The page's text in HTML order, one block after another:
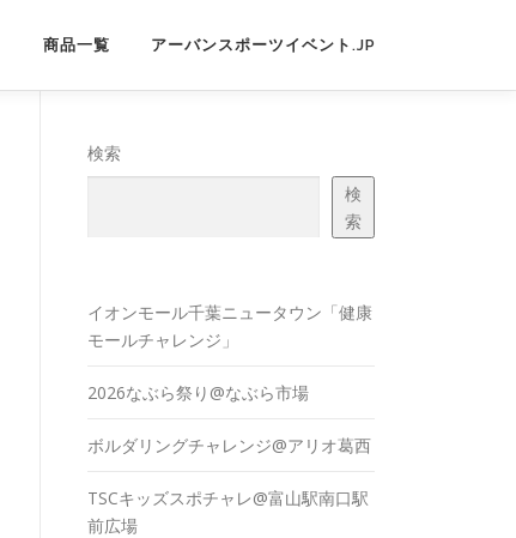
商品一覧 アーバンスポーツイベント.JP
検索
検
索
イオンモール千葉ニュータウン「健康
モールチャレンジ」
2026なぶら祭り@なぶら市場
ボルダリングチャレンジ@アリオ葛西
TSCキッズスポチャレ@富山駅南口駅
前広場